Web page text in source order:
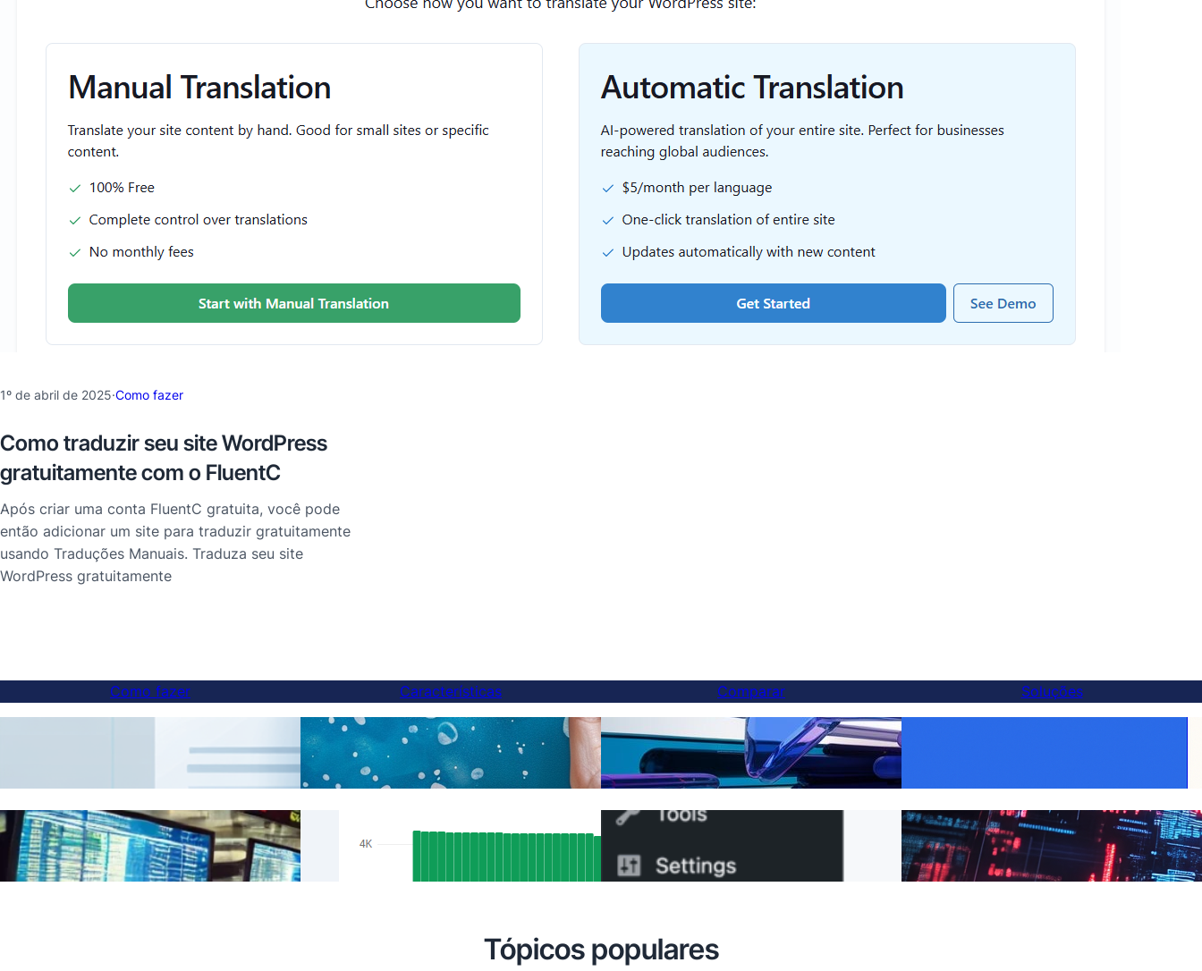
1º de abril de 2025·Como fazer
Como traduzir seu site WordPress
gratuitamente com o FluentC
Após criar uma conta FluentC gratuita, você pode
então adicionar um site para traduzir gratuitamente
usando Traduções Manuais. Traduza seu site
WordPress gratuitamente
Como fazer
Como adicionar um alternador de idioma a
Ignorar traduções para conteúdo
específico com FluentC
Características
Traduções de IA
Resultados de SEO Reais: Como o Suporte
Comparar
Finalmente, uma alternativa melhor ao
Weglot — E você pode trocar em 5 minutos
5 Minutos
Soluções
Tradução de Site Sem Esforço para
Clientes
Tópicos populares